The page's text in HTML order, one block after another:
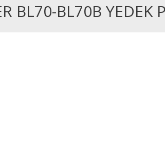
BL70-BL70B YEDEK